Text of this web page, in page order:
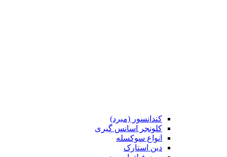
کندانسور (مبرد)
کلونجر اسانس گیری
انواع سوکسله
دین استارک